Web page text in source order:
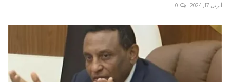
أبريل 17, 2024 0